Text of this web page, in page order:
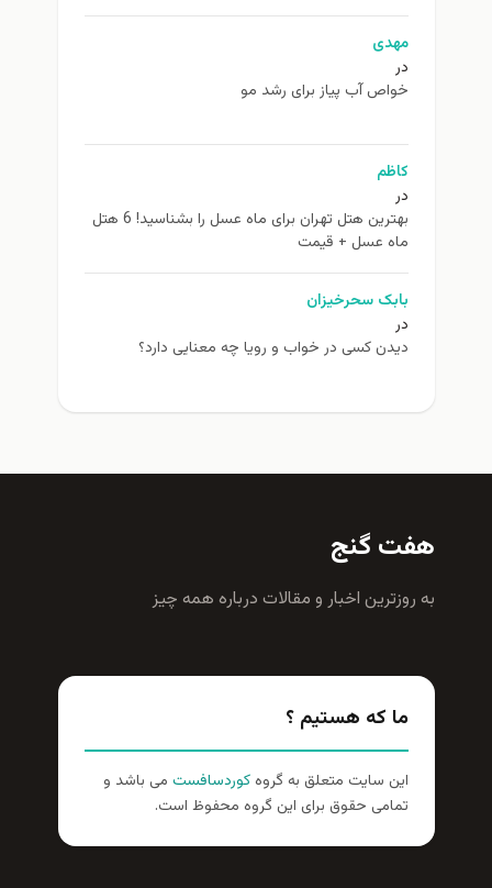
مهدی
در
خواص آب پیاز برای رشد مو
کاظم
در
بهترین هتل تهران برای ماه عسل را بشناسید! 6 هتل
ماه عسل + قیمت
بابک سحرخیزان
در
دیدن کسی در خواب و رویا چه معنایی دارد؟
هفت گنج
به روزترين اخبار و مقالات درباره همه چيز
ما که هستیم ؟
این سایت متعلق به گروهکوردسافست می باشد و
تمامی حقوق برای این گروه محفوظ است.